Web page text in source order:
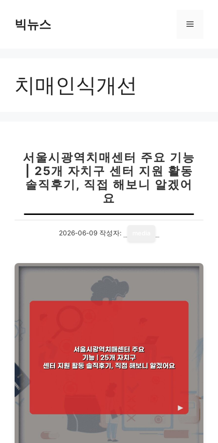
빅뉴스 메
치매인식개선
서울시광역치매센터 주요 기능
| 25개 자치구 센터 지원 활동
솔직후기, 직접 해보니 알겠어
요
2026-06-09 작성자: